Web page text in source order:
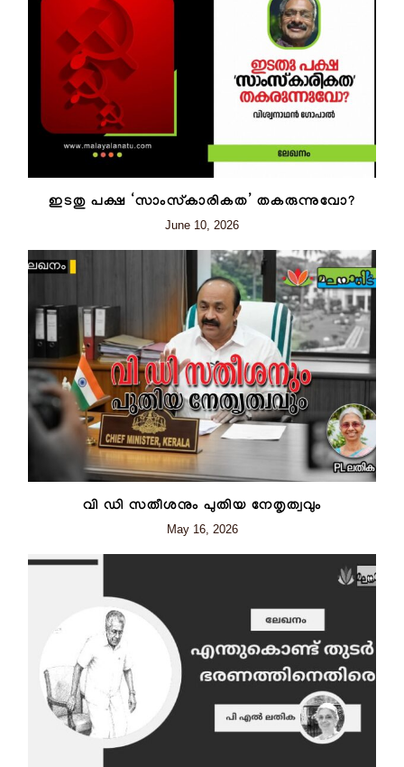
ഇടതു പക്ഷ ‘സാംസ്‌കാരികത’ തകരുന്നുവോ?
June 10, 2026
വി ഡി സതീശനും പുതിയ നേതൃത്വവും
May 16, 2026